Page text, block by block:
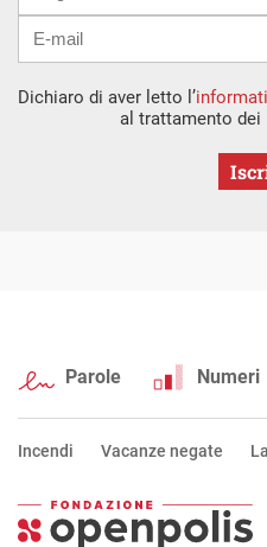
Dichiaro di aver letto l’
al trattamento dei
Parole Numeri
Incendi Vacanze negate